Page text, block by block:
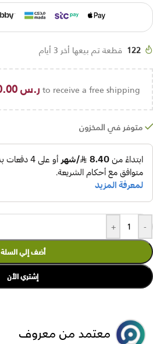
122 قطعة تم بيعها أخر 3 أيام
ر.س to receive a free shipping!
متوفر في المخزون
-
+
أضف إلي السلة
إشتري الأن
معتمد من معروف